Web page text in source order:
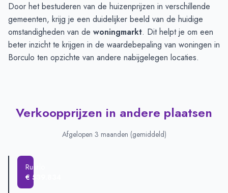
Door het bestuderen van de huizenprijzen in verschillende
gemeenten, krijg je een duidelijker beeld van de huidige
omstandigheden van de woningmarkt. Dit helpt je om een
beter inzicht te krijgen in de waardebepaling van woningen in
Borculo ten opzichte van andere nabijgelegen locaties.
Verkoopprijzen in andere plaatsen
Afgelopen 3 maanden (gemiddeld)
Ruurlo
€ 539.834